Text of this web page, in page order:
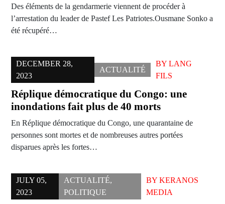
Des éléments de la gendarmerie viennent de procéder à
l’arrestation du leader de Pastef Les Patriotes.Ousmane Sonko a
été récupéré…
DECEMBER 28,
2023
ACTUALITÉ
BY LANG
FILS
Réplique démocratique du Congo: une
inondations fait plus de 40 morts
En Réplique démocratique du Congo, une quarantaine de
personnes sont mortes et de nombreuses autres portées
disparues après les fortes…
JULY 05,
2023
ACTUALITÉ,
POLITIQUE
BY KERANOS
MEDIA